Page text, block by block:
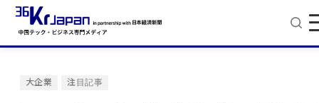
大企業 注目記事